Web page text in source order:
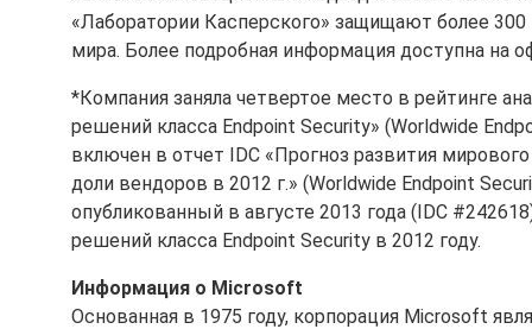
«Лаборатории Касперского» защищают более 300
мира. Более подробная информация доступна на
*Компания заняла четвертое место в рейтинге
решений класса Endpoint Security» (Worldwide
включен в отчет IDC «Прогноз развития
доли вендоров в 2012 г.» (Worldwide Endpoint
опубликованный в августе 2013 года (IDC
решений класса Endpoint Security в 2012 году.
Информация о Microsoft
Основанная в 1975 году, корпорация Microsoft